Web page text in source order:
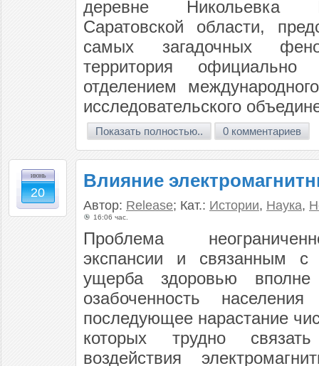
деревне Никольевка
Саратовской области,
самых загадочных
территория официально
отделением
исследовательского
Показать полностью.. 0 комментариев
июнь
20
Влияние
Автор: Release; Кат.: Истории, Наука,
16:06 час.
Проблема
экспансии и связанным
ущерба здоровью вполне
озабоченность
последующее нарастание
которых трудно
воздействия